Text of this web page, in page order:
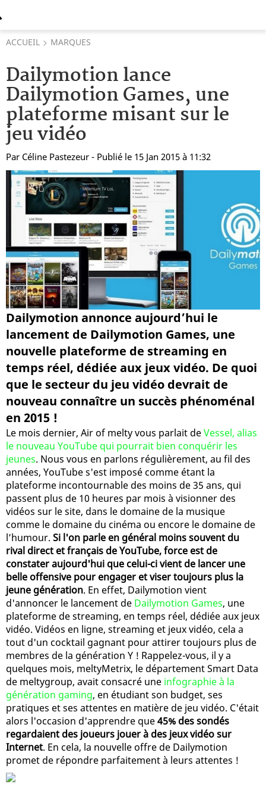
ACCUEIL MARQUES
Dailymotion lance
Dailymotion Games, une
plateforme misant sur le
jeu vidéo
Par Céline Pastezeur - Publié le 15 Jan 2015 à 11:32
Dailymotion annonce aujourd’hui le
lancement de Dailymotion Games, une
nouvelle plateforme de streaming en
temps réel, dédiée aux jeux vidéo. De quoi
que le secteur du jeu vidéo devrait de
nouveau connaître un succès phénoménal
en 2015 !
Le mois dernier, Air of melty vous parlait deVessel, alias
le nouveau YouTube qui pourrait bien conquérir les
jeunes. Nous vous en parlons régulièrement, au fil des
années, YouTube s'est imposé comme étant la
plateforme incontournable des moins de 35 ans, qui
passent plus de 10 heures par mois à visionner des
vidéos sur le site, dans le domaine de la musique
comme le domaine du cinéma ou encore le domaine de
l’humour. Si l'on parle en général moins souvent du
rival direct et français de YouTube, force est de
constater aujourd'hui que celui-ci vient de lancer une
belle offensive pour engager et viser toujours plus la
jeune génération. En effet, Dailymotion vient
d'annoncer le lancement de Dailymotion Games, une
plateforme de streaming, en temps réel, dédiée aux jeux
vidéo. Vidéos en ligne, streaming et jeux vidéo, cela a
tout d'un cocktail gagnant pour attirer toujours plus de
membres de la génération Y ! Rappelez-vous, il y a
quelques mois, meltyMetrix, le département Smart Data
de meltygroup, avait consacré une infographie à la
génération gaming, en étudiant son budget, ses
pratiques et ses attentes en matière de jeu vidéo. C'était
alors l'occasion d'apprendre que45% des sondés
regardaient des joueurs jouer à des jeux vidéo sur
Internet. En cela, la nouvelle offre de Dailymotion
promet de répondre parfaitement à leurs attentes !